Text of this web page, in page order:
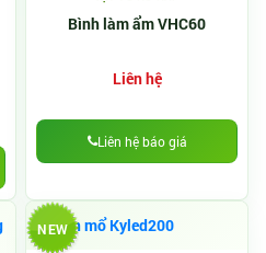
Bình làm ẩm VHC60
Liên hệ
Liên hệ báo giá
NEW